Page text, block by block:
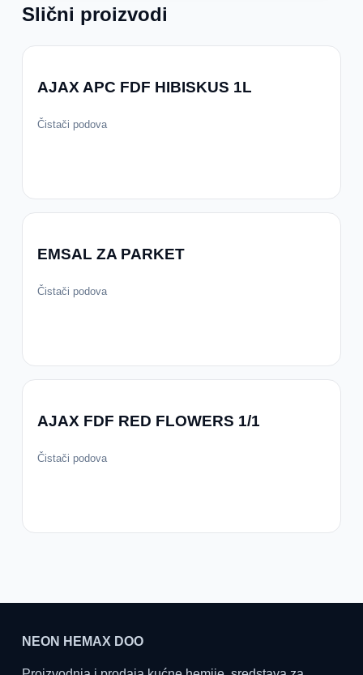
Slični proizvodi
AJAX APC FDF HIBISKUS 1L
Čistači podova
EMSAL ZA PARKET
Čistači podova
AJAX FDF RED FLOWERS 1/1
Čistači podova
NEON HEMAX DOO